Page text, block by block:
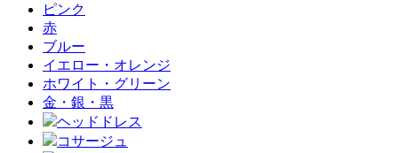
ピンク
赤
ブルー
イエロー・オレンジ
ホワイト・グリーン
金・銀・黒
ヘッドドレス
コサージュ